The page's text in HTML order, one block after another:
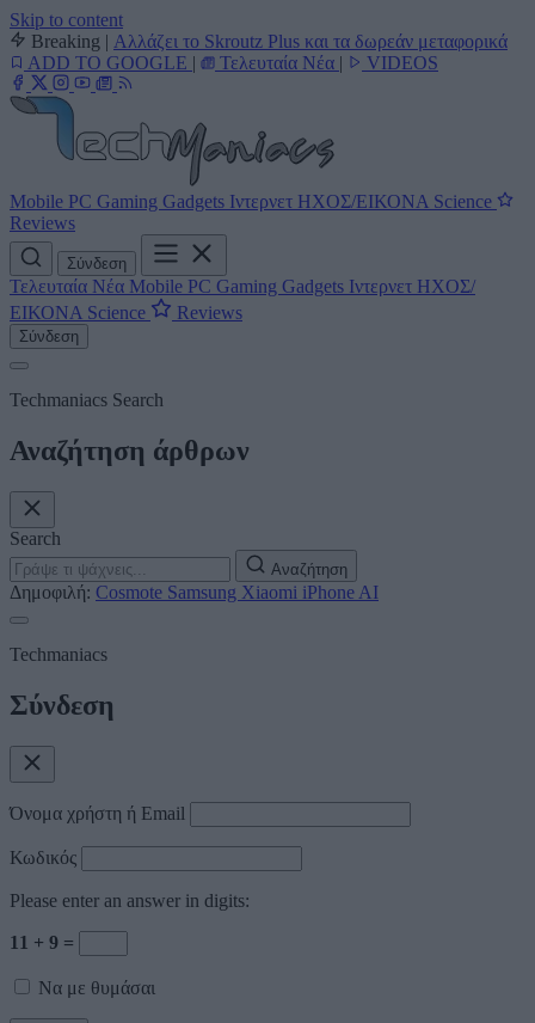
Skip to content
Breaking | Αλλάζει το Skroutz Plus και τα δωρεάν μεταφορικά
ADD TO GOOGLE | Τελευταία Νέα | VIDEOS
Mobile PC Gaming Gadgets Ιντερνετ ΗΧΟΣ/ΕΙΚΟΝΑ Science
Reviews
Σύνδεση
Τελευταία Νέα Mobile PC Gaming Gadgets Ιντερνετ ΗΧΟΣ/
ΕΙΚΟΝΑ Science Reviews
Σύνδεση
Techmaniacs Search
Αναζήτηση άρθρων
Search
Αναζήτηση
Δημοφιλή: Cosmote Samsung Xiaomi iPhone AI
Techmaniacs
Σύνδεση
Όνομα χρήστη ή Email
Κωδικός
Please enter an answer in digits:
11 + 9 =
Να με θυμάσαι